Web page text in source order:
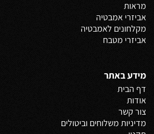
מראות
אביזרי אמבטיה
מקלחונים לאמבטיה
אביזרי מטבח
מידע באתר
דף הבית
אודות
צור קשר
מדיניות משלוחים וביטולים